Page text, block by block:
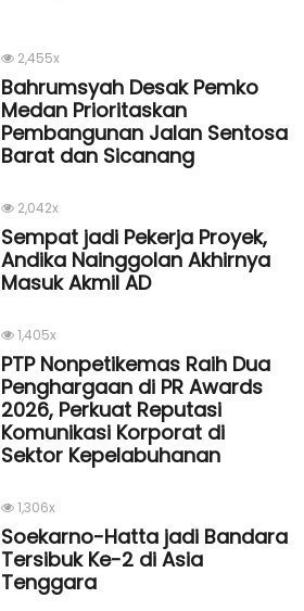
2,455x
Bahrumsyah Desak Pemko
Medan Prioritaskan
Pembangunan Jalan Sentosa
Barat dan Sicanang
2,042x
Sempat jadi Pekerja Proyek,
Andika Nainggolan Akhirnya
Masuk Akmil AD
1,405x
PTP Nonpetikemas Raih Dua
Penghargaan di PR Awards
2026, Perkuat Reputasi
Komunikasi Korporat di
Sektor Kepelabuhanan
1,306x
Soekarno-Hatta jadi Bandara
Tersibuk Ke-2 di Asia
Tenggara